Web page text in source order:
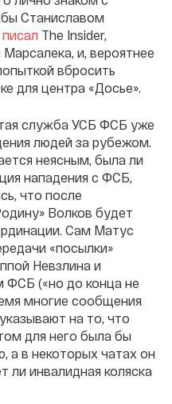
Станиславом
писал The Insider,
и, вероятнее
вбросить
для центра «Досье».
служба УСБ ФСБ уже
людей за рубежом.
неясным, была ли
нападения с ФСБ,
что после
Волков будет
Сам Матус
«посылки»
Невзлина и
ФСБ («но до конца не
многие сообщения
на то, что
для него была бы
а в некоторых чатах он
ли инвалидная коляска